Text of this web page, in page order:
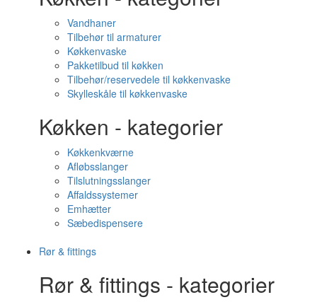
Vandhaner
Tilbehør til armaturer
Køkkenvaske
Pakketilbud til køkken
Tilbehør/reservedele til køkkenvaske
Skylleskåle til køkkenvaske
Køkken - kategorier
Køkkenkværne
Afløbsslanger
Tilslutningsslanger
Affaldssystemer
Emhætter
Sæbedispensere
Rør & fittings
Rør & fittings - kategorier